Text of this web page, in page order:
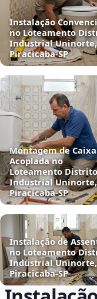
Instalação
no Loteamento
Industrial Uninorte,
Piracicaba‑SP
Montagem de Caixa
Acoplada no
Loteamento Distrito
Industrial Uninorte,
Piracicaba‑SP
Instalação de
no Loteamento
Industrial Uninorte,
Piracicaba‑SP